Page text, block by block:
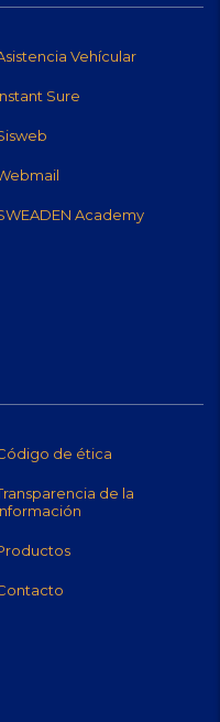
Vehícular
Sure
Academy
de ética
de la